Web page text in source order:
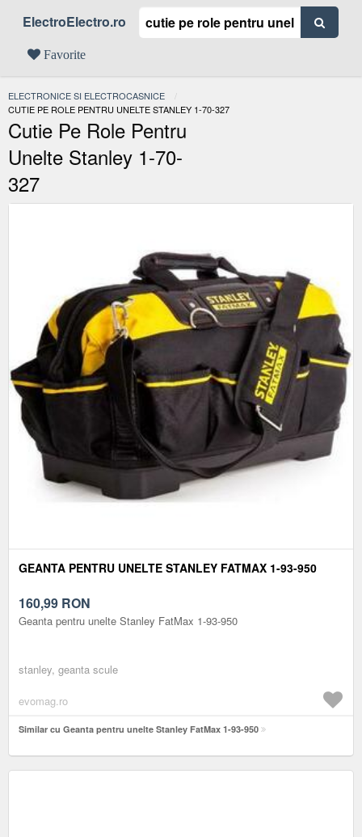
ElectroElectro.ro
Favorite
ELECTRONICE SI ELECTROCASNICE
ACTUAL:
CUTIE PE ROLE PENTRU UNELTE STANLEY 1-70-327
Cutie Pe Role Pentru
Unelte Stanley 1-70-
327
GEANTA PENTRU UNELTE STANLEY FATMAX 1-93-950
160,99 RON
Geanta pentru unelte Stanley FatMax 1-93-950
stanley, geanta scule
evomag.ro
Similar cu Geanta pentru unelte Stanley FatMax 1-93-950